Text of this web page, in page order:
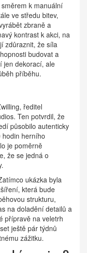
k manuální
ve středu bitev,
zbraně a
kontrast k akci, na
zdůraznit, že síla
budovat a
jen dekorací, ale
příběhu.
, ředitel
. Ten potvrdil, že
působilo autenticky
herního
je poměrně
že se jedná o
ukázka byla
která bude
strukturu,
na doladění detailů a
přípravě na veletrh
ještě pár týdnů
zážitku.